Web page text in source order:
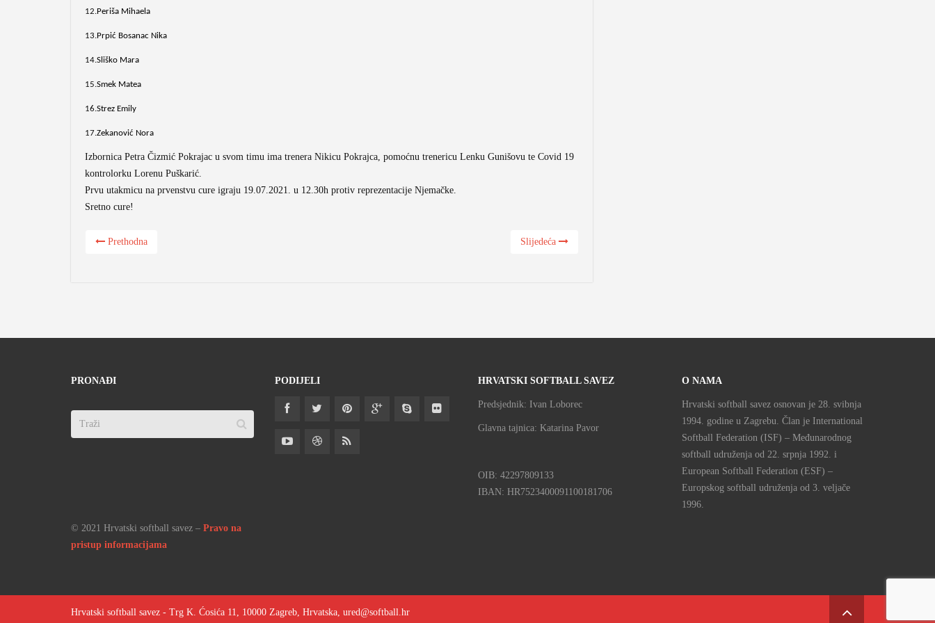
12.Periša Mihaela
13.Prpić Bosanac Nika
14.Sliško Mara
15.Smek Matea
16.Strez Emily
17.Zekanović Nora
Izbornica Petra Čizmić Pokrajac u svom timu ima trenera Nikicu Pokrajca, pomoćnu trenericu Lenku Gunišovu te Covid 19
kontrolorku Lorenu Puškarić.
Prvu utakmicu na prvenstvu cure igraju 19.07.2021. u 12.30h protiv reprezentacije Njemačke.
Sretno cure!
Prethodna Slijedeća
PRONAĐI PODIJELI HRVATSKI SOFTBALL SAVEZ
Predsjednik: Ivan Loborec
Glavna tajnica: Katarina Pavor
OIB: 42297809133
IBAN: HR7523400091100181706
O NAMA
Hrvatski softball savez osnovan je 28. svibnja
1994. godine u Zagrebu. Član je International
Softball Federation (ISF) – Međunarodnog
softball udruženja od 22. srpnja 1992. i
European Softball Federation (ESF) –
Europskog softball udruženja od 3. veljače
1996.
© 2021 Hrvatski softball savez – Pravo na
pristup informacijama
Hrvatski softball savez - Trg K. Ćosića 11, 10000 Zagreb, Hrvatska, ured@softball.hr